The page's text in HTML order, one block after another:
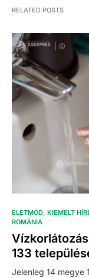
RELATED POSTS
ÉLETMÓD KIEMELT
ROMÁNIA
133
Jelenleg 14 megye